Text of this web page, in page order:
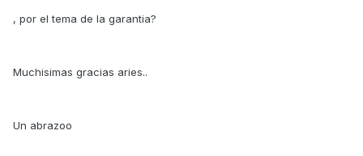
, por el tema de la garantia?
Muchisimas gracias aries..
Un abrazoo